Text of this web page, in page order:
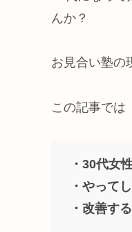
んか？
お見合い塾の
この記事では
・30代女
・やって
・改善す